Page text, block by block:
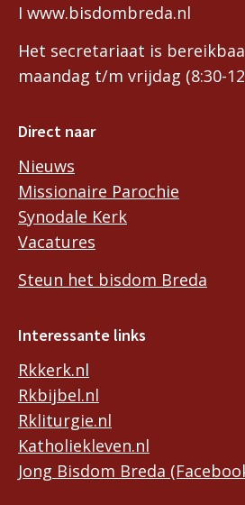
I www.bisdombreda.nl
Het secretariaat is
maandag t/m vrijdag (8:30-
Direct naar
Nieuws
Missionaire Parochie
Synodale Kerk
Vacatures
Steun het bisdom Breda
Interessante links
Rkkerk.nl
Rkbijbel.nl
Rkliturgie.nl
Katholiekleven.nl
Jong Bisdom Breda